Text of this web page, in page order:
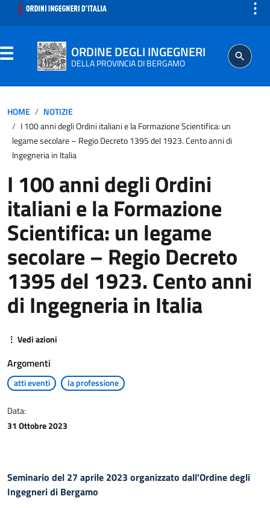
⋮
ORDINE DEGLI INGEGNERI
DELLA PROVINCIA DI BERGAMO
PROFESSIONE
AGGIORNAMENTO PROFESSIONALE
HOME
NOTIZIE
I 100 anni degli Ordini italiani e la Formazione Scientifica: un
legame secolare – Regio Decreto 1395 del 1923. Cento anni di
Ingegneria in Italia
I 100 anni degli Ordini
italiani e la Formazione
Scientifica: un legame
secolare – Regio Decreto
1395 del 1923. Cento anni
di Ingegneria in Italia
⋮ Vedi azioni
Argomenti
atti eventi la professione
Data:
31 Ottobre 2023
Seminario del 27 aprile 2023 organizzato dall’Ordine degli
Ingegneri di Bergamo